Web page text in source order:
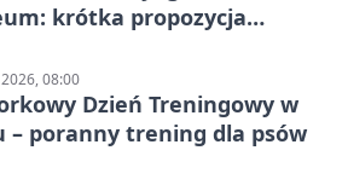
krótka propozycja
08:00
Dzień Treningowy w
– poranny trening dla psów